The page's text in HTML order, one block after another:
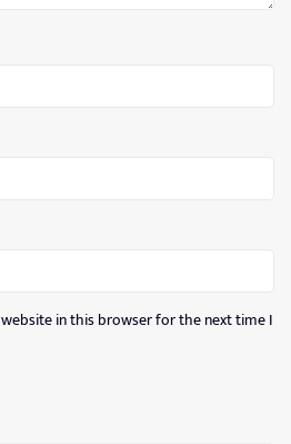
website in this browser for the next time I